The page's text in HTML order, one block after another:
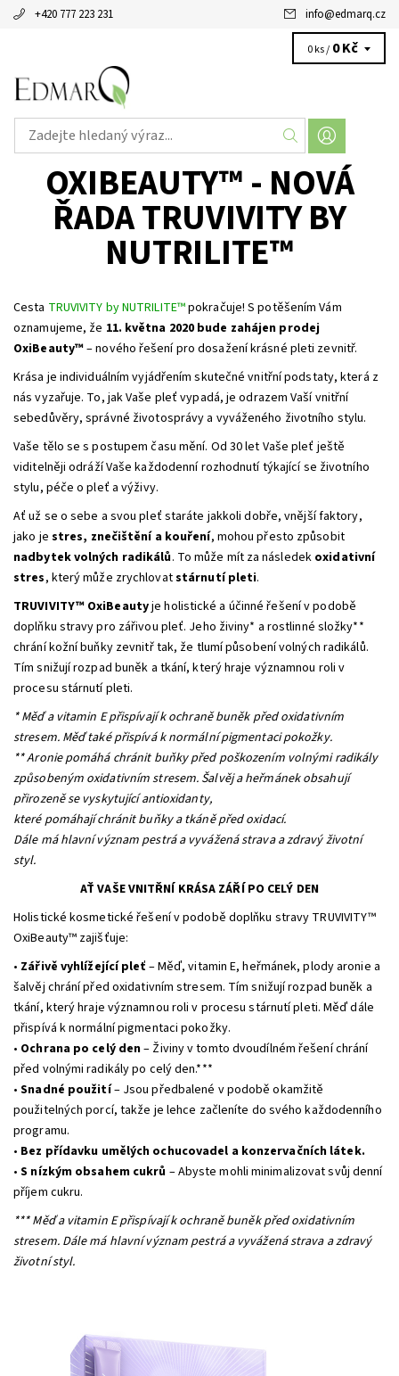
+420 777 223 231 info@edmarq.cz
0 ks / 0 Kč
OXIBEAUTY™ - NOVÁ
ŘADA TRUVIVITY BY
NUTRILITE™
Cesta TRUVIVITY by NUTRILITE™pokračuje! S potěšením Vám
oznamujeme, že 11. května 2020 bude zahájen prodej
OxiBeauty™– nového řešení pro dosažení krásné pleti zevnitř.
Krása je individuálním vyjádřením skutečné vnitřní podstaty, která z
nás vyzařuje. To, jak Vaše pleť vypadá, je odrazem Vaší vnitřní
sebedůvěry, správné životosprávy a vyváženého životního stylu.
Vaše tělo se s postupem času mění. Od 30 let Vaše pleť ještě
viditelněji odráží Vaše každodenní rozhodnutí týkající se životního
stylu, péče o pleť a výživy.
Ať už se o sebe a svou pleť staráte jakkoli dobře, vnější faktory,
jako je stres, znečištění a kouření, mohou přesto způsobit
nadbytek volných radikálů. To může mít za následek oxidativní
stres, který může zrychlovatstárnutí pleti.
TRUVIVITY™ OxiBeautyje holistické a účinné řešení v podobě
doplňku stravy pro zářivou pleť. Jeho živiny* a rostlinné složky**
chrání kožní buňky zevnitř tak, že tlumí působení volných radikálů.
Tím snižují rozpad buněk a tkání, který hraje významnou roli v
procesu stárnutí pleti.
* Měď a vitamin E přispívají k ochraně buněk před oxidativním
stresem. Měď také přispívá k normální pigmentaci pokožky.
** Aronie pomáhá chránit buňky před poškozením volnými radikály
způsobeným oxidativním stresem. Šalvěj a heřmánek obsahují
přirozeně se vyskytující antioxidanty,
které pomáhají chránit buňky a tkáně před oxidací.
Dále má hlavní význam pestrá a vyvážená strava a zdravý životní
styl.
AŤ VAŠE VNITŘNÍ KRÁSA ZÁŘÍ PO CELÝ DEN
Holistické kosmetické řešení v podobě doplňku stravy TRUVIVITY™
OxiBeauty™ zajišťuje:
• Zářivě vyhlížející pleť – Měď, vitamin E, heřmánek, plody aronie a
šalvěj chrání před oxidativním stresem. Tím snižují rozpad buněk a
tkání, který hraje významnou roli v procesu stárnutí pleti. Měď dále
přispívá k normální pigmentaci pokožky.
• Ochrana po celý den– Živiny v tomto dvoudílném řešení chrání
před volnými radikály po celý den.***
•Snadné použití– Jsou předbalené v podobě okamžitě
použitelných porcí, takže je lehce začleníte do svého každodenního
programu.
• Bez přídavku umělých ochucovadel a konzervačních látek.
•S nízkým obsahem cukrů – Abyste mohli minimalizovat svůj denní
příjem cukru.
*** Měď a vitamin E přispívají k ochraně buněk před oxidativním
stresem. Dále má hlavní význam pestrá a vyvážená strava a zdravý
životní styl.